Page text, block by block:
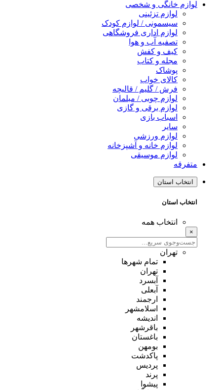
لوازم خانگی و شخصی
لوازم تزئینی
سیسمونی / لوازم کودک
لوازم اداری فروشگاهی
تصفیه آب و هوا
کیف و کفش
مجله و کتاب
پوشاک
کالای خواب
فرش / گلیم / قالیچه
لوازم چوبی / مبلمان
لوازم برقی و گازی
اسباب بازی
سایر
لوازم ورزشی
لوازم خانه و آشپزخانه
لوازم موسیقی
متفرقه
انتخاب استان
انتخاب استان
انتخاب همه
×
تهران
تمام شهر‌ها
تهران
آبسرد
آبعلی
ارجمند
اسلامشهر
اندیشه
باقرشهر
باغستان
بومهن
پاکدشت
پردیس
پرند
پیشوا